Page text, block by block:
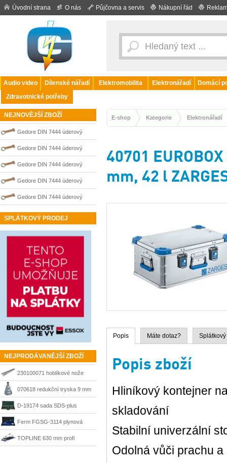
Úvodní strana O nás Půjčovna a servis Nákupní řád
Audio video Dílenské nářadí Elektromobilita Elektronářadí
Domácí
Zdravotnické potřeby
NEJNOVĚJŠÍ ZBOŽÍ
Gedore DIN 7444 úderový
nejiskřivý plochý (palcový) klíč
0100010S
Gedore DIN 7444 úderový
nejiskřivý plochý (palcový) klíč
0100214S
Gedore DIN 7444 úderový
nejiskřivý plochý (palcový) klíč
0100215S
Gedore DIN 7444 úderový
nejiskřivý plochý (palcový) klíč
0100013S
Gedore DIN 7444 úderový
nejiskřivý plochý (palcový) klíč
SPLÁTKOVÝ PRODEJ
NEJPRODÁVANĚJŠÍ ZBOŽÍ
230100071 hoblíkové nože
HSS 210 mm Matrix
070618 redukční tryska 9 mm
Steinel
D-19174 sada SDS-plus
sekáče a vrtáky Makita
Ferm FGSG-3114 plynová
pájka SGM1006
TOPLINE 630 mm profi
E-shop Kategorie Elektronářadí
40701
mm, 42 l
Popis Máte dotaz?
Popis zboží
Hliníkový kontejner
skladování
Stabilní univerzální
Odolná vůči prachu